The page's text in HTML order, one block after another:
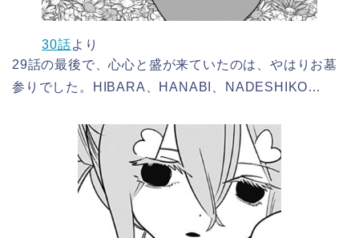
30話より
29話の最後で、心心と盛が来ていたのは、やはりお墓
参りでした。HIBARA、HANABI、NADESHIKO…